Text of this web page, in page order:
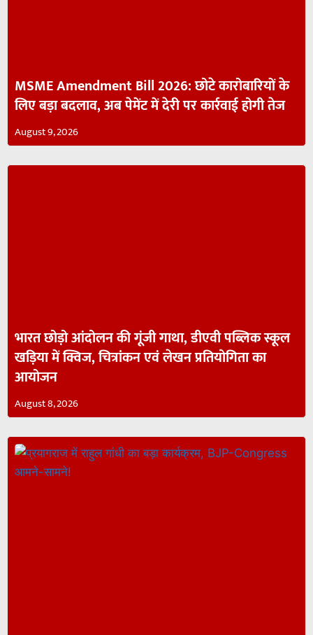
MSME Amendment Bill 2026: छोटे कारोबारियों के
लिए बड़ा बदलाव, अब पेमेंट में देरी पर कार्रवाई होगी तेज
August 9, 2026
भारत छोड़ो आंदोलन की गूंजी गाथा, डीएवी पब्लिक स्कूल
खड़िया में क्विज, चित्रांकन एवं लेखन प्रतियोगिता का
आयोजन
August 8, 2026